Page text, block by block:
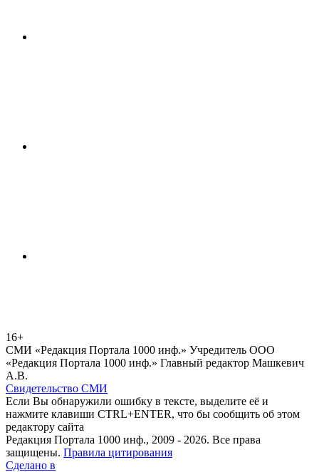
16+
СМИ «Редакция Портала 1000 инф.» Учредитель ООО
«Редакция Портала 1000 инф.» Главный редактор Машкевич
А.В.
Свидетельство СМИ
Если Вы обнаружили ошибку в тексте, выделите её и
нажмите клавиши CTRL+ENTER, что бы сообщить об этом
редактору сайта
Редакция Портала 1000 инф., 2009 - 2026. Все права
защищены. Правила цитирования
Сделано в